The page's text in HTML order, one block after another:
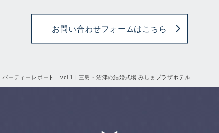
パーティーレポート vol.1 | 三島・沼津の結婚式場 みしまプラザホテル
お問い合わせフォームはこちら